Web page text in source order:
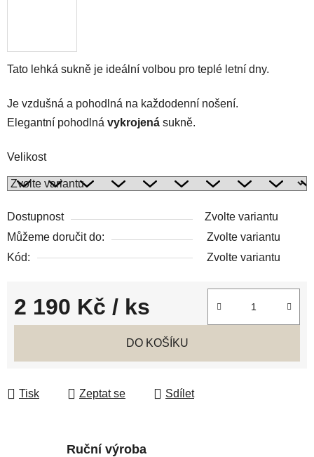
Tato lehká sukně je ideální volbou pro teplé letní dny.
Je vzdušná a pohodlná na každodenní nošení.
Elegantní pohodlná vykrojená sukně.
Velikost
Dostupnost
Zvolte variantu
Můžeme doručit do:
Zvolte variantu
Kód:
Zvolte variantu
2 190 Kč / ks
Měrná cena:
DO KOŠÍKU
Tisk Zeptat se Sdílet
Ruční výroba